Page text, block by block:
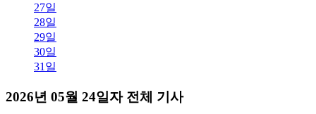
27일
28일
29일
30일
31일
2026년 05월 24일자 전체 기사